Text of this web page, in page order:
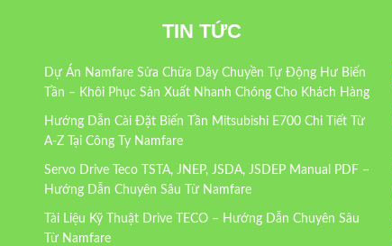
TIN TỨC
Dự Án Namfare Sửa Chữa Dây Chuyền Tự Động Hư Biến
Tần – Khôi Phục Sản Xuất Nhanh Chóng Cho Khách Hàng
Hướng Dẫn Cài Đặt Biến Tần Mitsubishi E700 Chi Tiết Từ
A-Z Tại Công Ty Namfare
Servo Drive Teco TSTA, JNEP, JSDA, JSDEP Manual PDF –
Hướng Dẫn Chuyên Sâu Từ Namfare
Tài Liệu Kỹ Thuật Drive TECO – Hướng Dẫn Chuyên Sâu
Từ Namfare